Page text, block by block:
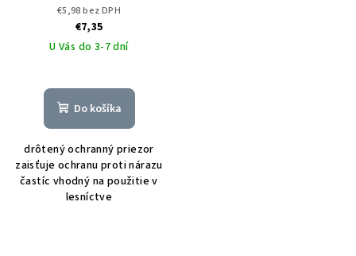
€5,98 bez DPH
€7,35
U Vás do 3-7 dní
Do košíka
drôtený ochranný priezor
zaisťuje ochranu proti nárazu
častíc vhodný na použitie v
lesníctve